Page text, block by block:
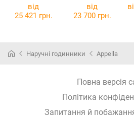
Q
Diamonds
29355.41.27R
від
25 421 грн.
від
23 700 грн.
Наручні годинники Appella
Повна версія
Політика
Запитання й